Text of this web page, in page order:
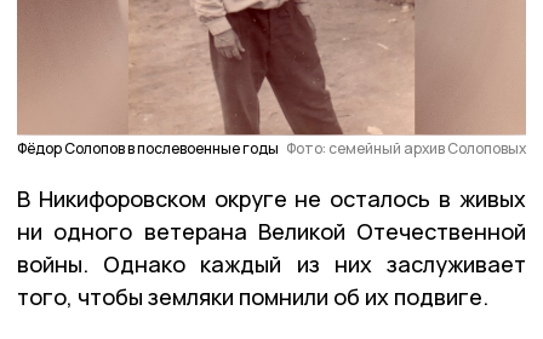
Фёдор Солопов в послевоенные годы Фото: семейный архив Солоповых
В Никифоровском округе не осталось в живых
ни одного ветерана Великой Отечественной
войны. Однако каждый из них заслуживает
того, чтобы земляки помнили об их подвиге.